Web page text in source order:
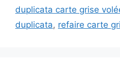
duplicata carte grise
duplicata, refaire carte